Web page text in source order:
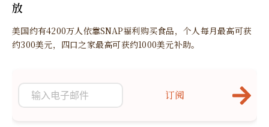
放
美国约有4200万人依靠SNAP福利购买食品，个人每月最高可获
约300美元，四口之家最高可获约1000美元补助。
订阅